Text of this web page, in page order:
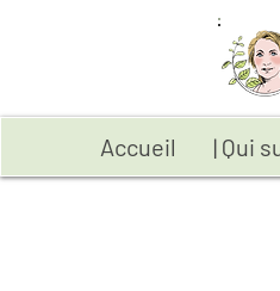
Accueil | Qui